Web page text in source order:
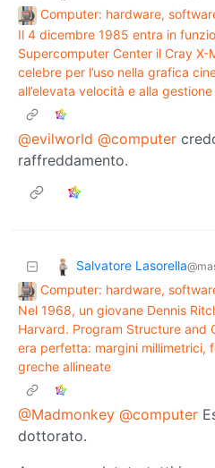
Computer: hardware,
Il 4 dicembre 1985 entra in
Supercomputer Center il Cray
celebre per l’uso nella grafica
all’elevata velocità e alla
@evilworld @computer
raffreddamento.
Salvatore Lasorella
Computer: hardware,
Nel 1968, un giovane Dennis
Harvard. Program Structure and
era perfetta: margini millimetrici,
greche allineate
@Madmonkey @computer
dottorato.